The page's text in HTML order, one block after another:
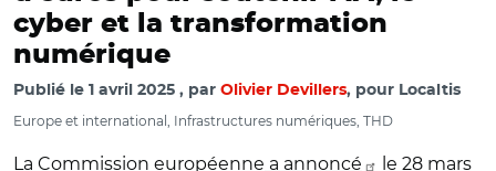
cyber et la transformation
numérique
Publié le 1 avril 2025 par Olivier Devillers, pour Localtis
Europe et international, Infrastructures numériques, THD
La Commission européenne a annoncé
le 28 mars